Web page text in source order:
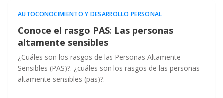
AUTOCONOCIMIENTO Y DESARROLLO PERSONAL
Conoce el rasgo PAS: Las personas
altamente sensibles
¿Cuáles son los rasgos de las Personas Altamente
Sensibles (PAS)?. ¿cuáles son los rasgos de las personas
altamente sensibles (pas)?.